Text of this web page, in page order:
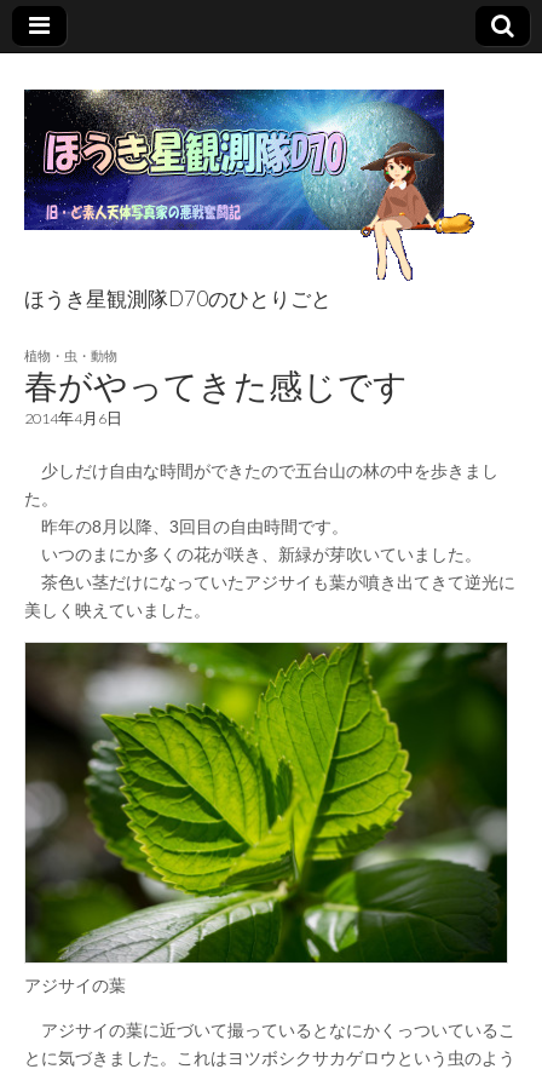
ほうき星観測隊
D70のひとりごと
ほうき星観測隊D70のひとりごと
植物・虫・動物
春がやってきた感じです
2014年4月6日
少しだけ自由な時間ができたので五台山の林の中を歩きまし
た。
昨年の8月以降、3回目の自由時間です。
いつのまにか多くの花が咲き、新緑が芽吹いていました。
茶色い茎だけになっていたアジサイも葉が噴き出てきて逆光に
美しく映えていました。
アジサイの葉
アジサイの葉に近づいて撮っているとなにかくっついているこ
とに気づきました。これはヨツボシクサカゲロウという虫のよう